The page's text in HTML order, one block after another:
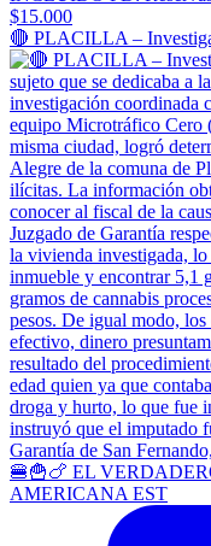
🔴 PLACILLA –
🍔🍟🍗 EL
AMERICANA EST